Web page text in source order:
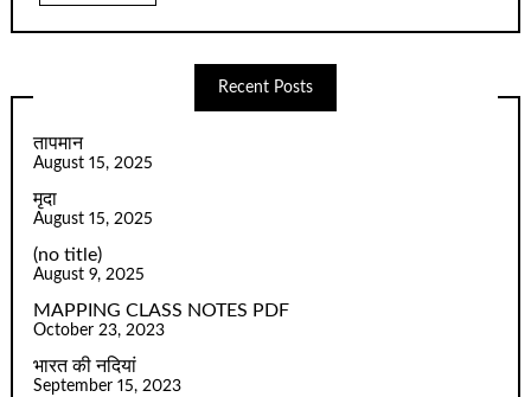
Recent Posts
तापमान
August 15, 2025
मृदा
August 15, 2025
(no title)
August 9, 2025
MAPPING CLASS NOTES PDF
October 23, 2023
भारत की नदियां
September 15, 2023